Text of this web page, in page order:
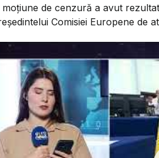
moțiune de cenzură a avut
Comisiei Europene de